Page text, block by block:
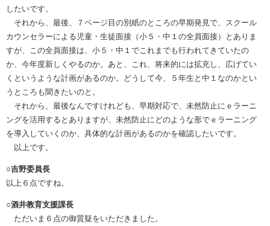
したいです。
それから、最後、７ページ目の別紙のところの早期発見で、スクール
カウンセラーによる児童・生徒面接（小５・中１の全員面接）とありま
すが、この全員面接は、小５・中１でこれまでも行われてきていたの
か、今年度新しくやるのか。あと、これ、将来的には拡充し、広げてい
くというような計画があるのか。どうして今、５年生と中１なのかとい
うところも聞きたいのと。
それから、最後なんですけれども、早期対応で、未然防止にｅラーニ
ングを活用するとありますが、未然防止にどのような形でｅラーニング
を導入していくのか、具体的な計画があるのかを確認したいです。
以上です。
○吉野委員長
以上６点ですね。
○酒井教育支援課長
ただいま６点の御質疑をいただきました。